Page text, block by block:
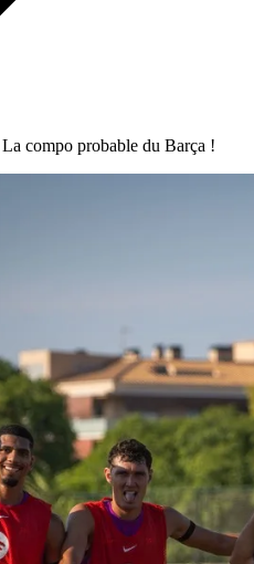
compo probable du Barça !